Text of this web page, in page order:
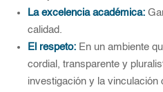
La excelencia académica:
calidad.
El respeto: En un ambiente
cordial, transparente y
investigación y la vinculación